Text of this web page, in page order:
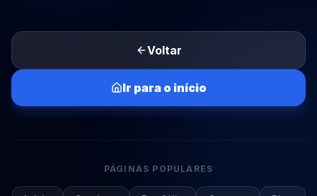
Voltar
Ir para o início
PÁGINAS POPULARES